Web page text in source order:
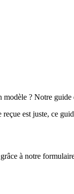
? Notre
est juste, ce
à notre